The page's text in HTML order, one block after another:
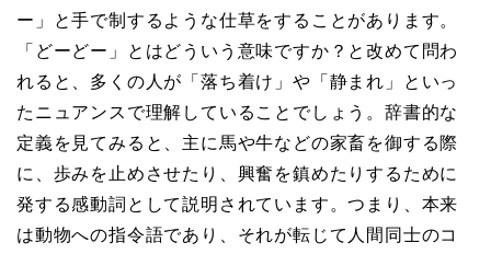
ー」と手で制するような仕草をすることがあります。
「どーどー」とはどういう意味ですか？と改めて問わ
れると、多くの人が「落ち着け」や「静まれ」といっ
たニュアンスで理解していることでしょう。辞書的な
定義を見てみると、主に馬や牛などの家畜を御する際
に、歩みを止めさせたり、興奮を鎮めたりするために
発する感動詞として説明されています。つまり、本来
は動物への指令語であり、それが転じて人間同士のコ